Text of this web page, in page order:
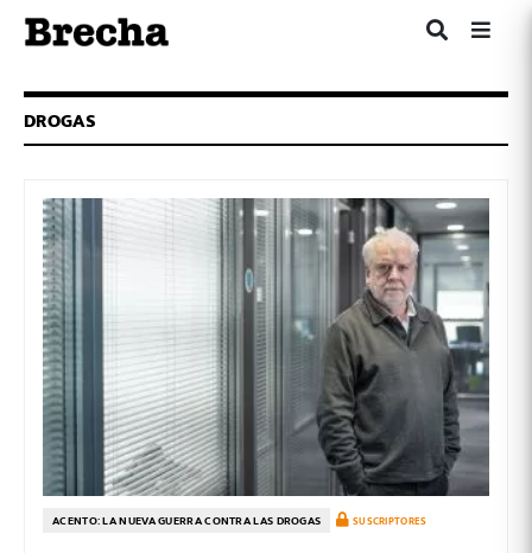
DROGAS
ACENTO: LA NUEVA GUERRA CONTRA LAS DROGAS SUSCRIPTORES